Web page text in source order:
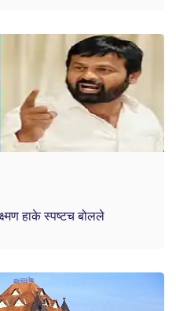
हाके स्पष्टच बोलले